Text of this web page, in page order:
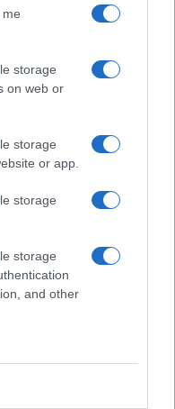
storage
on web or
storage
or app.
storage
storage
and other
sui candidati
successo
prossimo round
sotto l’epidemia
online possono
delle risorse
il processo
le imprese si
soprattutto